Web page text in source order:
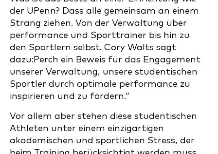
der UPenn? Dass alle gemeinsam an einem
Strang ziehen. Von der Verwaltung über
performance und Sporttrainer bis hin zu
den Sportlern selbst. Cory Walts sagt
dazu:Perch ein Beweis für das Engagement
unserer Verwaltung, unsere studentischen
Sportler durch optimale performance zu
inspirieren und zu fördern.“
Vor allem aber stehen diese studentischen
Athleten unter einem einzigartigen
akademischen und sportlichen Stress, der